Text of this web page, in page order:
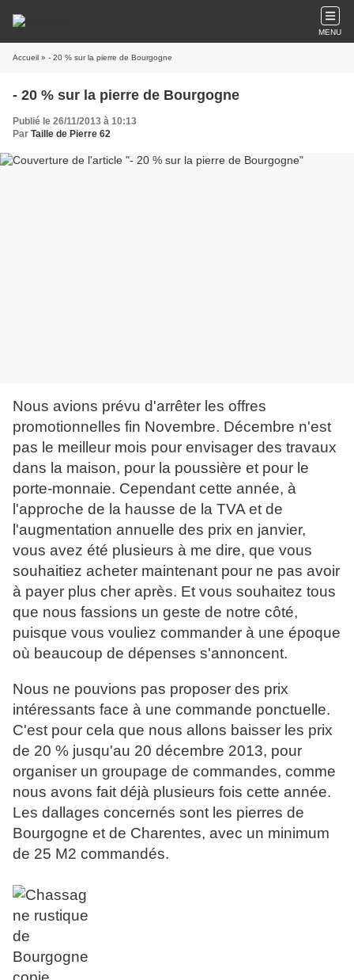
MENU
Accueil » - 20 % sur la pierre de Bourgogne
- 20 % sur la pierre de Bourgogne
Publié le 26/11/2013 à 10:13
Par Taille de Pierre 62
Nous avions prévu d'arrêter les offres
promotionnelles fin Novembre. Décembre n'est
pas le meilleur mois pour envisager des travaux
dans la maison, pour la poussière et pour le
porte-monnaie. Cependant cette année, à
l'approche de la hausse de la TVA et de
l'augmentation annuelle des prix en janvier,
vous avez été plusieurs à me dire, que vous
souhaitiez acheter maintenant pour ne pas avoir
à payer plus cher après. Et vous souhaitez tous
que nous fassions un geste de notre côté,
puisque vous vouliez commander à une époque
où beaucoup de dépenses s'annoncent.
Nous ne pouvions pas proposer des prix
intéressants face à une commande ponctuelle.
C'est pour cela que nous allons baisser les prix
de 20 % jusqu'au 20 décembre 2013, pour
organiser un groupage de commandes, comme
nous avons fait déjà plusieurs fois cette année.
Les dallages concernés sont les pierres de
Bourgogne et de Charentes, avec un minimum
de 25 M2 commandés.